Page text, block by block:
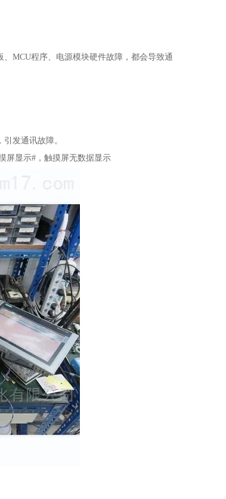
MCU程序、电源模块硬件故障，都会导致通
发通讯故障。
屏显示#，触摸屏无数据显示